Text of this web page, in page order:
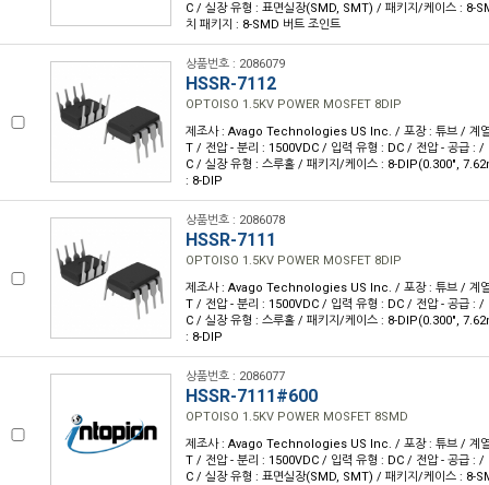
C / 실장 유형 : 표면실장(SMD, SMT) / 패키지/케이스 : 8-
치 패키지 : 8-SMD 버트 조인트
상품번호 : 2086079
HSSR-7112
OPTOISO 1.5KV POWER MOSFET 8DIP
제조사 : Avago Technologies US Inc. / 포장 : 튜브 / 계
T / 전압 - 분리 : 1500VDC / 입력 유형 : DC / 전압 - 공급 : /
C / 실장 유형 : 스루홀 / 패키지/케이스 : 8-DIP(0.300",
: 8-DIP
상품번호 : 2086078
HSSR-7111
OPTOISO 1.5KV POWER MOSFET 8DIP
제조사 : Avago Technologies US Inc. / 포장 : 튜브 / 계
T / 전압 - 분리 : 1500VDC / 입력 유형 : DC / 전압 - 공급 : /
C / 실장 유형 : 스루홀 / 패키지/케이스 : 8-DIP(0.300",
: 8-DIP
상품번호 : 2086077
HSSR-7111#600
OPTOISO 1.5KV POWER MOSFET 8SMD
제조사 : Avago Technologies US Inc. / 포장 : 튜브 / 계
T / 전압 - 분리 : 1500VDC / 입력 유형 : DC / 전압 - 공급 : /
C / 실장 유형 : 표면실장(SMD, SMT) / 패키지/케이스 : 8-